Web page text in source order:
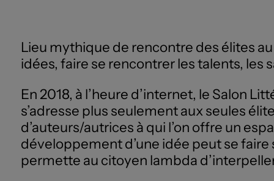
Lieu mythique de rencontre des élites
idées, faire se rencontrer les talents, les
En 2018, à l’heure d’internet, le Salon
s’adresse plus seulement aux seules
d’auteurs/autrices à qui l’on offre un
développement d’une idée peut se faire
permette au citoyen lambda